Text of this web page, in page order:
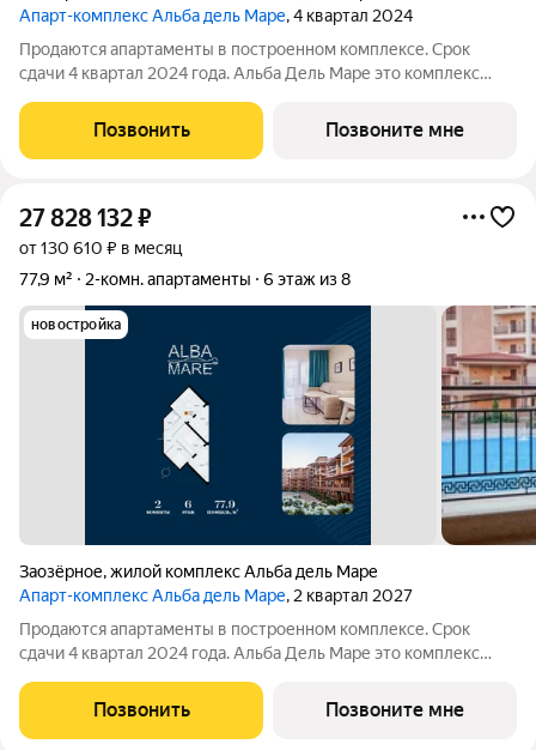
Апарт-комплекс Альба дель Маре, 4 квартал 2024
Продаются апартаменты в построенном комплексе. Срок
сдачи 4 квартал 2024 года. Альба Дель Маре это комплекс
Уютные здания переменной этажности строятся в 5 минутах
ходьбы (385 метров) от одного
Позвонить Позвоните мне
27 828 132₽
от 130 610 ₽ в месяц
77,9 м²
2-комн. апартаменты 6 этаж из 8
новостройка
Заозёрное,жилой комплекс Альба дель Маре
Апарт-комплекс Альба дель Маре, 2 квартал 2027
Продаются апартаменты в построенном комплексе. Срок
сдачи 4 квартал 2024 года. Альба Дель Маре это комплекс
Уютные здания переменной этажности строятся в 5 минутах
ходьбы (385 метров) от одного
Позвонить Позвоните мне